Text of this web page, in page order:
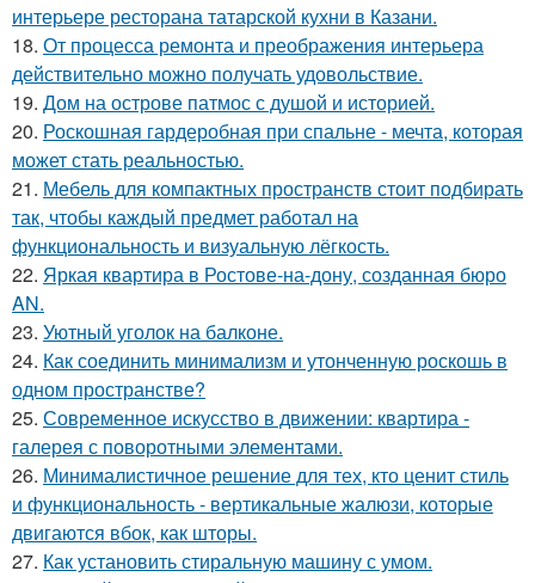
интерьере ресторана татарской кухни в Казани.
18. От процесса ремонта и преображения интерьера
действительно можно получать удовольствие.
19. Дом на острове патмос с душой и историей.
20. Роскошная гардеробная при спальне - мечта, которая
может стать реальностью.
21. Мебель для компактных пространств стоит подбирать
так, чтобы каждый предмет работал на
функциональность и визуальную лёгкость.
22. Яркая квартира в Ростове-на-дону, созданная бюро
AN.
23. Уютный уголок на балконе.
24. Как соединить минимализм и утонченную роскошь в
одном пространстве?
25. Современное искусство в движении: квартира -
галерея с поворотными элементами.
26. Минималистичное решение для тех, кто ценит стиль
и функциональность - вертикальные жалюзи, которые
двигаются вбок, как шторы.
27. Как установить стиральную машину с умом.